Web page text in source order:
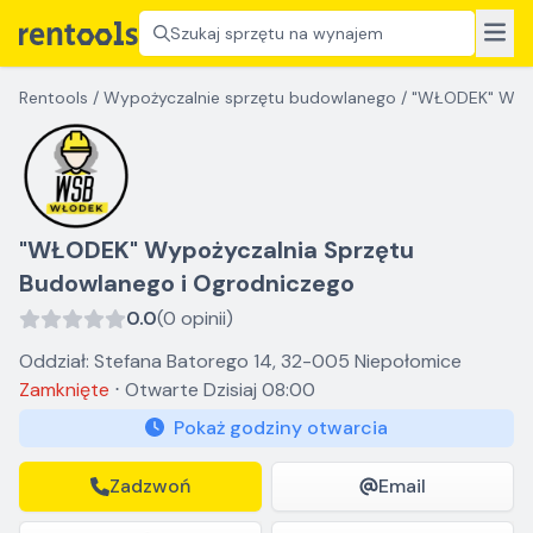
Szukaj sprzętu na wynajem
Rentools / Wypożyczalnie sprzętu budowlanego / "WŁODEK"
"WŁODEK" Wypożyczalnia Sprzętu
Budowlanego i Ogrodniczego
0.0(0 opinii)
Oddział: Stefana Batorego 14, 32-005 Niepołomice
Zamknięte ⋅ Otwarte Dzisiaj 08:00
Pokaż godziny otwarcia
Zadzwoń Email